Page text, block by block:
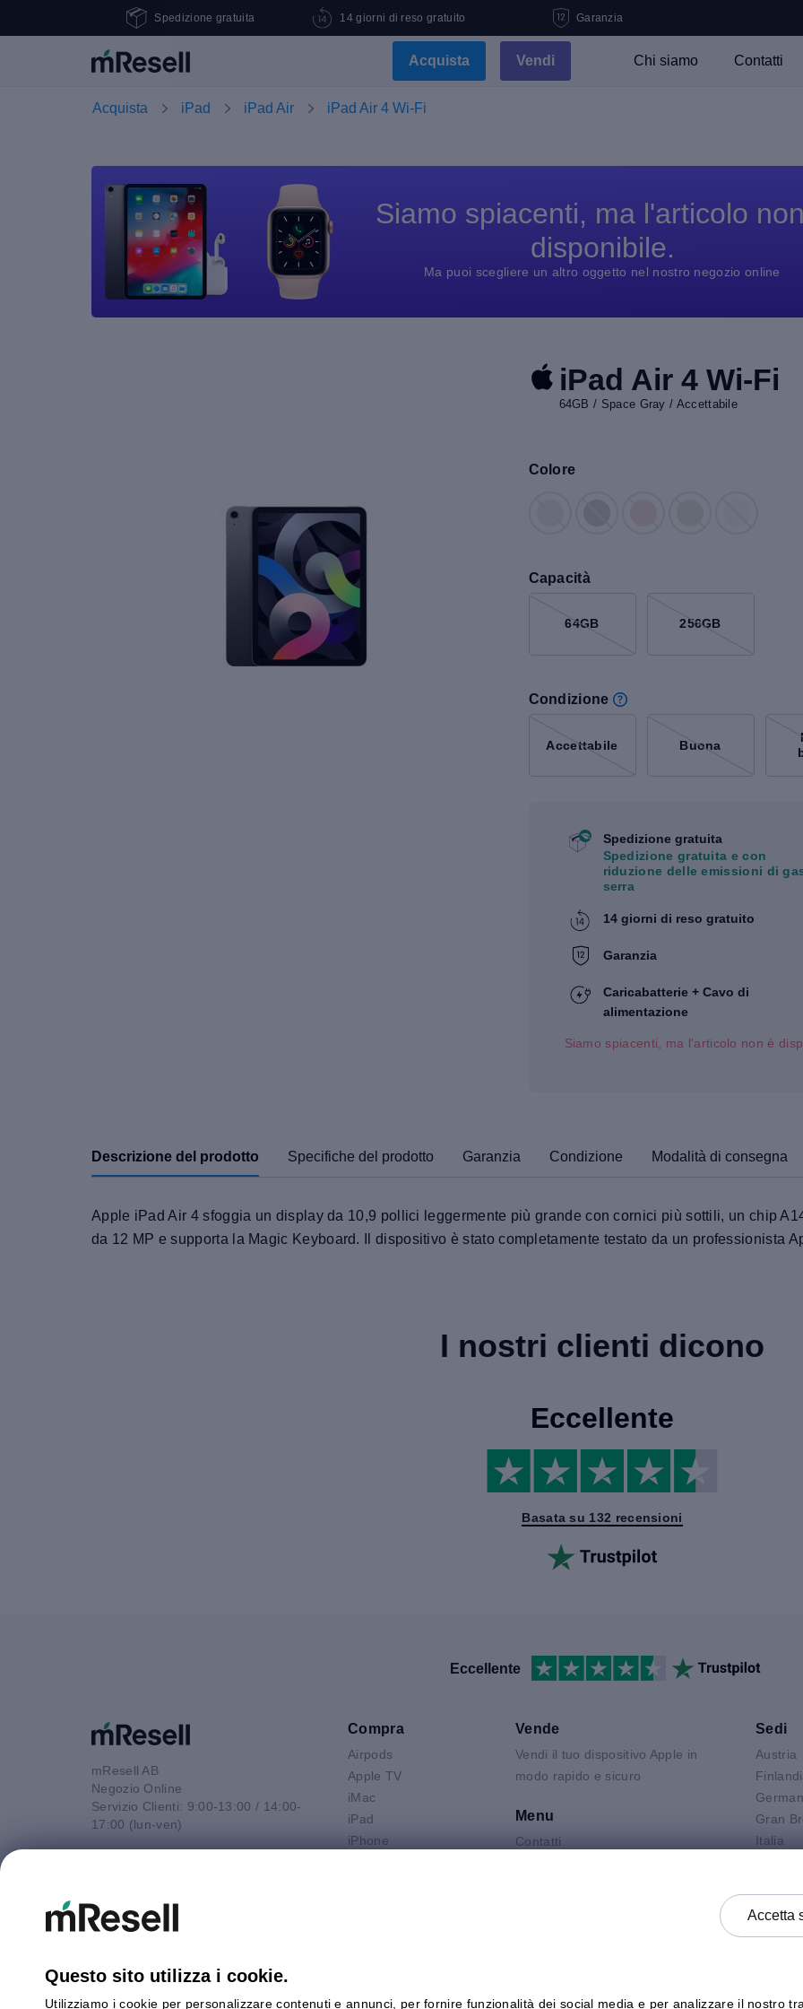
Spedizione gratuita 14 giorni di reso gratuito Garanzia
Acquista Vendi Chi siamo Contatti
Acquista iPad iPad Air iPad Air 4 Wi-Fi
Siamo spiacenti, ma l'articolo
disponibile.
Ma puoi scegliere un altro oggetto nel nostro negozio online
iPad Air 4 Wi-Fi
64GB / Space Gray / Accettabile
Colore
Capacità
64GB 256GB
Condizione
Accettabile Buona
Spedizione gratuita
Spedizione gratuita e con
riduzione delle emissioni di
serra
14 giorni di reso gratuito
Garanzia
Caricabatterie + Cavo di
alimentazione
Siamo spiacenti, ma l'articolo non è
Descrizione del prodotto Specifiche del prodotto Garanzia Condizione Modalità di consegna
Apple iPad Air 4 sfoggia un display da 10,9 pollici leggermente più grande con cornici più sottili, un chip
da 12 MP e supporta la Magic Keyboard. Il dispositivo è stato completamente testato da un professionista
I nostri clienti dicono
Eccellente
Basata su 132 recensioni
Eccellente
mResell AB
Negozio Online
Servizio Clienti: 9:00-13:00 / 14:00-
17:00 (lun-ven)
Compra
Airpods
Apple TV
iMac
iPad
iPhone
Vende
Vendi il tuo dispositivo Apple in
modo rapido e sicuro
Menu
Contatti
Sedi
Austria
Gran
Italia
Accetta
Questo sito utilizza i cookie.
Utilizziamo i cookie per personalizzare contenuti e annunci, per fornire funzionalità dei social media e per analizzare il nostro